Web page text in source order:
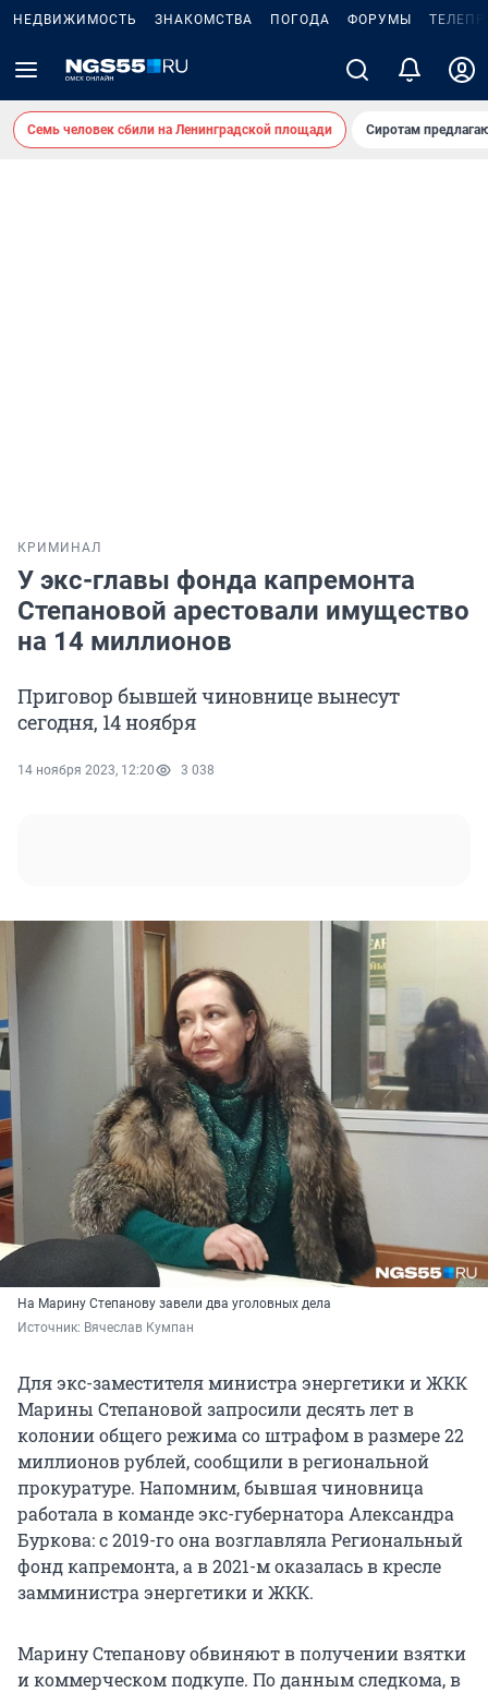
НЕДВИЖИМОСТЬ ЗНАКОМСТВА ПОГОДА ФОРУМЫ
Семь человек сбили на Ленинградской площади Сиротам
КРИМИНАЛ
У экс-главы фонда капремонта
Степановой арестовали имущество
на 14 миллионов
Приговор бывшей чиновнице вынесут
сегодня, 14 ноября
14 ноября 2023, 12:20 3 038
На Марину Степанову завели два уголовных дела
Источник: Вячеслав Кумпан
Для экс-заместителя министра энергетики и ЖКК
Марины Степановой запросили десять лет в
колонии общего режима со штрафом в размере 22
миллионов рублей, сообщили в региональной
прокуратуре. Напомним, бывшая чиновница
работала в команде экс-губернатора Александра
Буркова: с 2019-го она возглавляла Региональный
фонд капремонта, а в 2021-м оказалась в кресле
замминистра энергетики и ЖКК.
Марину Степанову обвиняют в получении взятки
и коммерческом подкупе. По данным следкома, в